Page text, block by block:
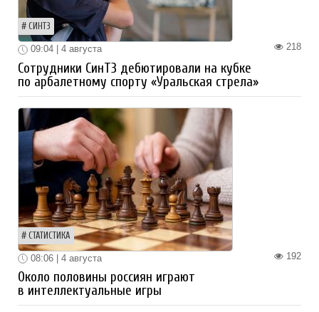
СИНТЗ
218
09:04 | 4 августа
Сотрудники СинТЗ дебютировали на кубке
по арбалетному спорту «Уральская стрела»
СТАТИСТИКА
192
08:06 | 4 августа
Около половины россиян играют
в интеллектуальные игры